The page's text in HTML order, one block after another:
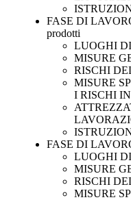
FASE DI
prodotti
LUOGHI
MISURE
RISCHI
MISURE
I RISCHI
FASE DI
LUOGHI
MISURE
RISCHI
MISURE